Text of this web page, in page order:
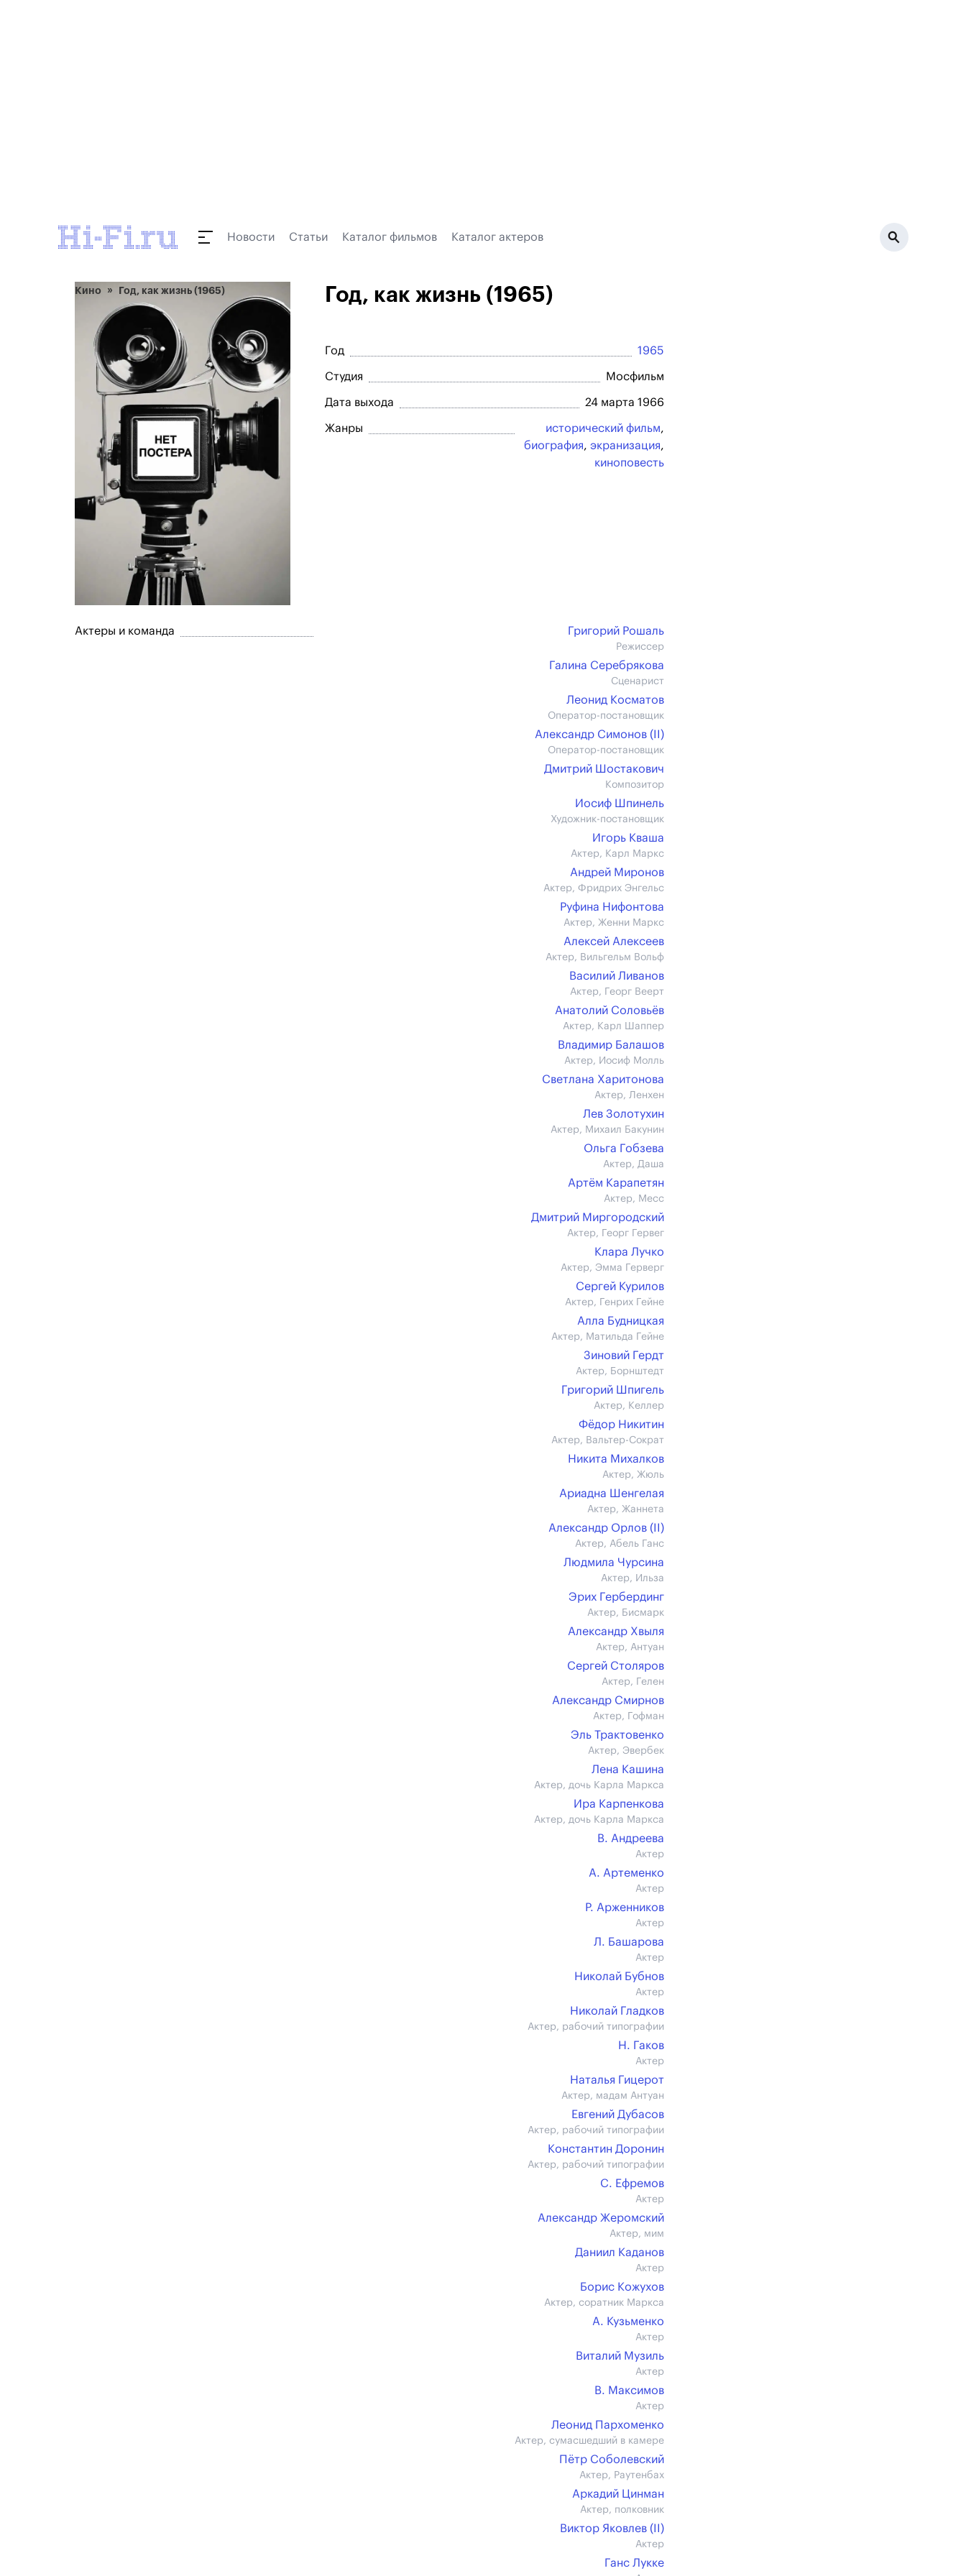
Новости Статьи Каталог фильмов Каталог актеров
Кино Год, как жизнь (1965) Год, как жизнь (1965)
Год 1965
Студия Мосфильм
Дата выхода 24 марта 1966
Жанры исторический фильм,
биография, экранизация,
киноповесть
Актеры и команда Григорий Рошаль
Режиссер
Галина Серебрякова
Сценарист
Леонид Косматов
Оператор-постановщик
Александр Симонов (II)
Оператор-постановщик
Дмитрий Шостакович
Композитор
Иосиф Шпинель
Художник-постановщик
Игорь Кваша
Актер, Карл Маркс
Андрей Миронов
Актер, Фридрих Энгельс
Руфина Нифонтова
Актер, Женни Маркс
Алексей Алексеев
Актер, Вильгельм Вольф
Василий Ливанов
Актер, Георг Веерт
Анатолий Соловьёв
Актер, Карл Шаппер
Владимир Балашов
Актер, Иосиф Молль
Светлана Харитонова
Актер, Ленхен
Лев Золотухин
Актер, Михаил Бакунин
Ольга Гобзева
Актер, Даша
Артём Карапетян
Актер, Месс
Дмитрий Миргородский
Актер, Георг Гервег
Клара Лучко
Актер, Эмма Герверг
Сергей Курилов
Актер, Генрих Гейне
Алла Будницкая
Актер, Матильда Гейне
Зиновий Гердт
Актер, Борнштедт
Григорий Шпигель
Актер, Келлер
Фёдор Никитин
Актер, Вальтер-Сократ
Никита Михалков
Актер, Жюль
Ариадна Шенгелая
Актер, Жаннета
Александр Орлов (II)
Актер, Абель Ганс
Людмила Чурсина
Актер, Ильза
Эрих Гербердинг
Актер, Бисмарк
Александр Хвыля
Актер, Антуан
Сергей Столяров
Актер, Гелен
Александр Смирнов
Актер, Гофман
Эль Трактовенко
Актер, Эвербек
Лена Кашина
Актер, дочь Карла Маркса
Ира Карпенкова
Актер, дочь Карла Маркса
В. Андреева
Актер
А. Артеменко
Актер
Р. Арженников
Актер
Л. Башарова
Актер
Николай Бубнов
Актер
Николай Гладков
Актер, рабочий типографии
Н. Гаков
Актер
Наталья Гицерот
Актер, мадам Антуан
Евгений Дубасов
Актер, рабочий типографии
Константин Доронин
Актер, рабочий типографии
С. Ефремов
Актер
Александр Жеромский
Актер, мим
Даниил Каданов
Актер
Борис Кожухов
Актер, соратник Маркса
А. Кузьменко
Актер
Виталий Музиль
Актер
В. Максимов
Актер
Леонид Пархоменко
Актер, сумасшедший в камере
Пётр Соболевский
Актер, Раутенбах
Аркадий Цинман
Актер, полковник
Виктор Яковлев (II)
Актер
Ганс Лукке